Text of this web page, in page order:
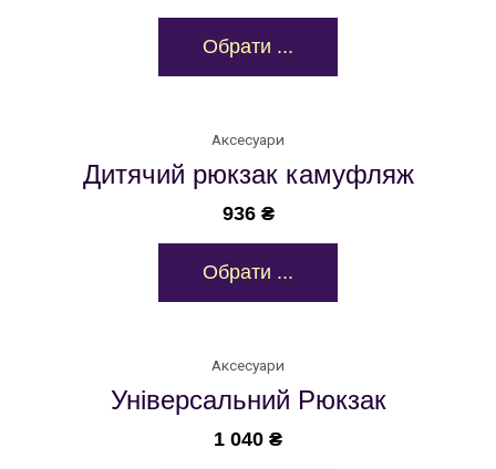
Обрати ...
Аксесуари
Дитячий рюкзак камуфляж
936 ₴
Обрати ...
Аксесуари
Універсальний Рюкзак
1 040 ₴